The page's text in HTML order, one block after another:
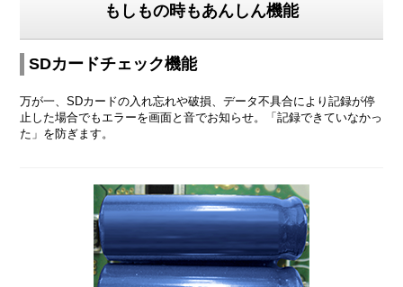
もしもの時もあんしん機能
SDカードチェック機能
万が一、SDカードの入れ忘れや破損、データ不具合により記録が停
止した場合でもエラーを画面と音でお知らせ。「記録できていなかっ
た」を防ぎます。